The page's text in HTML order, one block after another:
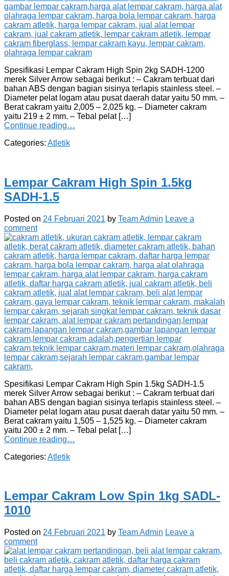
Spesifikasi Lempar Cakram High Spin 2kg SADH-1200
merek Silver Arrow sebagai berikut : – Cakram terbuat dari
bahan ABS dengan bagian sisinya terlapis stainless steel. –
Diameter pelat logam atau pusat daerah datar yaitu 50 mm. –
Berat cakram yaitu 2,005 – 2,025 kg. – Diameter cakram
yaitu 219 ± 2 mm. – Tebal pelat […]
Continue reading…
Categories: Atletik
Lempar Cakram High Spin 1.5kg
SADH-1.5
Posted on 24 Februari 2021 by Team Admin Leave a
comment
Spesifikasi Lempar Cakram High Spin 1.5kg SADH-1.5
merek Silver Arrow sebagai berikut : – Cakram terbuat dari
bahan ABS dengan bagian sisinya terlapis stainless steel. –
Diameter pelat logam atau pusat daerah datar yaitu 50 mm. –
Berat cakram yaitu 1,505 – 1,525 kg. – Diameter cakram
yaitu 200 ± 2 mm. – Tebal pelat […]
Continue reading…
Categories: Atletik
Lempar Cakram Low Spin 1kg SADL-
1010
Posted on 24 Februari 2021 by Team Admin Leave a
comment